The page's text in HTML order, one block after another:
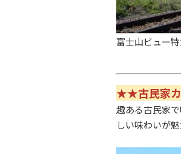
富士山ビュー
★★古民家
趣ある古民家
しい味わいが